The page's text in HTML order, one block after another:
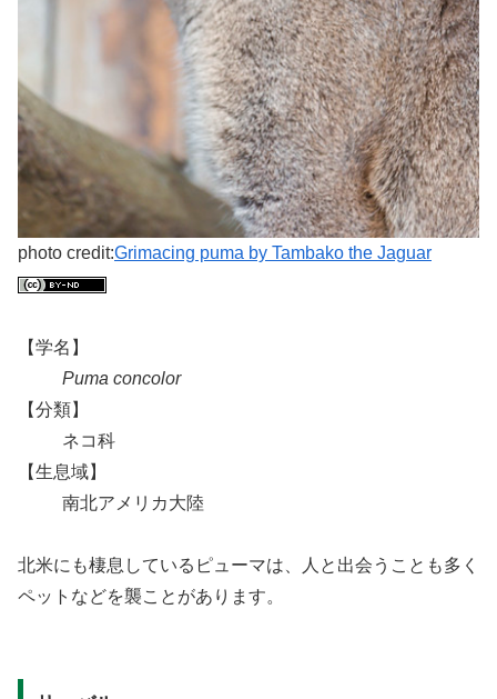
photo credit:Grimacing puma by Tambako the Jaguar
【学名】
Puma concolor
【分類】
ネコ科
【生息域】
南北アメリカ大陸
北米にも棲息しているピューマは、人と出会うことも多く
ペットなどを襲ことがあります。